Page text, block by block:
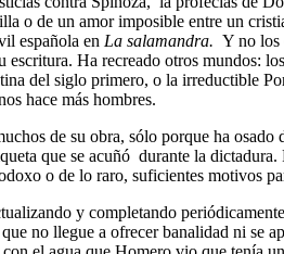
o de un amor imposible entre un
española en La salamandra. Y no los
Ha recreado otros mundos:
del siglo primero, o la irreductible
hace más hombres.
de su obra, sólo porque ha osado
que se acuñó durante la
o de lo raro, suficientes motivos
y completando
no llegue a ofrecer banalidad ni se